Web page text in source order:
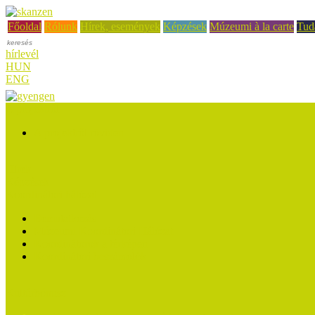
Főoldal Rólunk Hírek, események Képzések Múzeumi à la carte
hírlevél
HUN
ENG